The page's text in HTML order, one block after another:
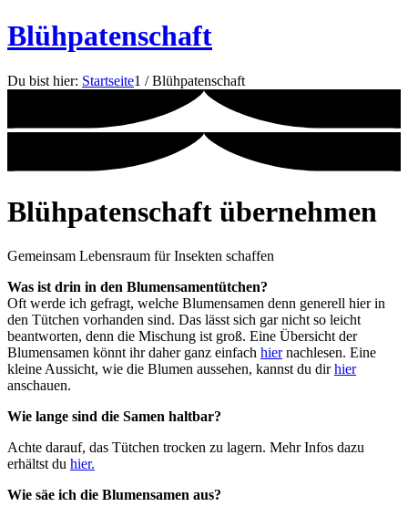
Blühpatenschaft
Du bist hier: Startseite1 / Blühpatenschaft
Blühpatenschaft übernehmen
Gemeinsam Lebensraum für Insekten schaffen
Was ist drin in den Blumensamentütchen?
Oft werde ich gefragt, welche Blumensamen denn generell hier in
den Tütchen vorhanden sind. Das lässt sich gar nicht so leicht
beantworten, denn die Mischung ist groß. Eine Übersicht der
Blumensamen könnt ihr daher ganz einfach hiernachlesen. Eine
kleine Aussicht, wie die Blumen aussehen, kannst du dirhier
anschauen.
Wie lange sind die Samen haltbar?
Achte darauf, das Tütchen trocken zu lagern. Mehr Infos dazu
erhältst du hier.
Wie säe ich die Blumensamen aus?